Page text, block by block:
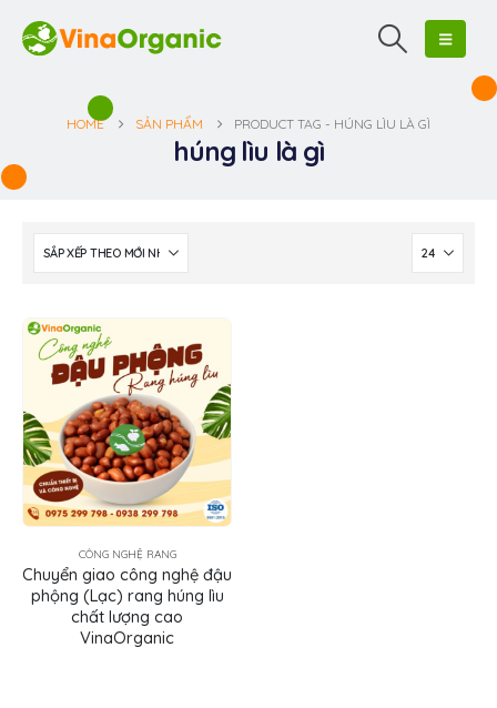
HOME SẢN PHẨM PRODUCT TAG - HÚNG LÌU LÀ GÌ
húng lìu là gì
CÔNG NGHỆ RANG
Chuyển giao công nghệ đậu
phộng (Lạc) rang húng lìu
chất lượng cao
VinaOrganic